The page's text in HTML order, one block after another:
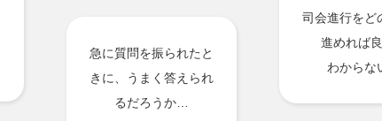
急に質問を振られたと
きに、うまく答えられ
るだろうか…
司会進行をど
進めれば
わからな